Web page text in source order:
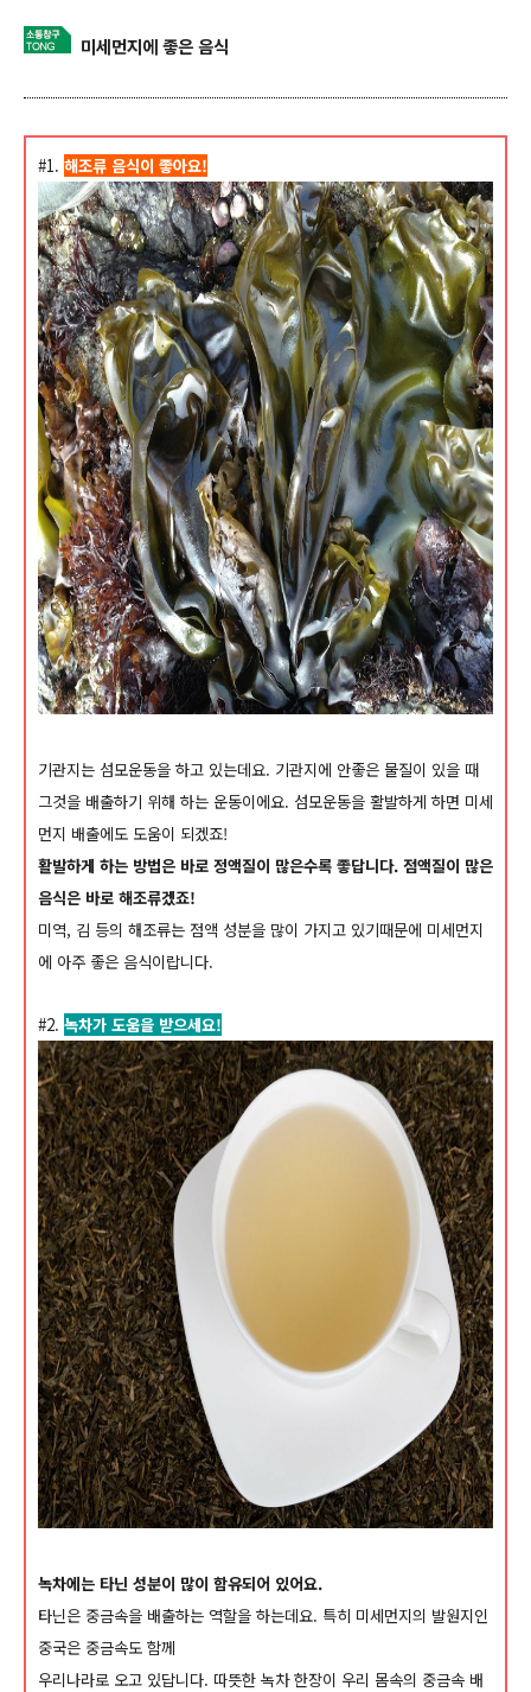
미세먼지에 좋은 음식
#1. 해조류 음식이 좋아요!
기관지는 섬모운동을 하고 있는데요. 기관지에 안좋은 물질이 있을 때
그것을 배출하기 위해 하는 운동이에요. 섬모운동을 활발하게 하면 미세
먼지 배출에도 도움이 되겠죠!
활발하게 하는 방법은 바로 정액질이 많은수록 좋답니다. 점액질이 많은
음식은 바로 해조류겠죠!
미역, 김 등의 해조류는 점액 성분을 많이 가지고 있기때문에 미세먼지
에 아주 좋은 음식이랍니다.
#2. 녹차가 도움을 받으세요!
녹차에는 타닌 성분이 많이 함유되어 있어요.
타닌은 중금속을 배출하는 역할을 하는데요. 특히 미세먼지의 발원지인
중국은 중금속도 함께
우리나라로 오고 있답니다. 따뜻한 녹차 한장이 우리 몸속의 중금속 배